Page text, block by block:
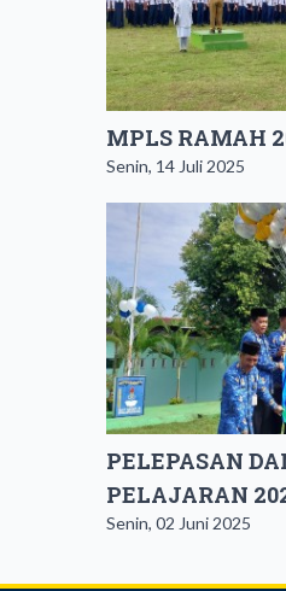
MPLS RAMAH
Senin, 14 Juli 2025
PELEPASAN
PELAJARAN
Senin, 02 Juni 2025